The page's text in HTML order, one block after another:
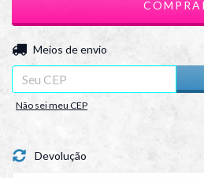
Entregas para o CEP:
Meios de envio
Não sei meu CEP
Devolução